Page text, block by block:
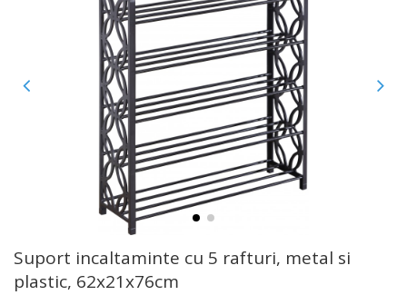
Suport incaltaminte cu 5 rafturi, metal si
plastic, 62x21x76cm